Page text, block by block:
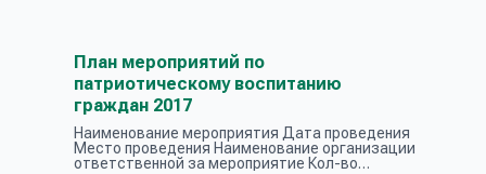
План мероприятий по
патриотическому воспитанию
граждан 2017
Наименование мероприятия Дата проведения
Место проведения Наименование организации
ответственной за мероприятие Кол-во